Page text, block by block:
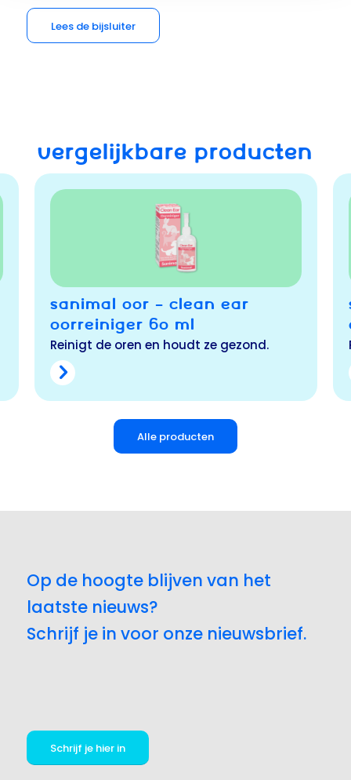
Lees de bijsluiter
VERGELIJKBARE PRODUCTEN
SANIMAL OOR – CLEAN EAR
OORREINIGER 60 ML
Reinigt de oren en houdt ze gezond.
Alle producten
Op de hoogte blijven van het
laatste nieuws?
Schrijf je in voor onze nieuwsbrief.
Schrijf je hier in